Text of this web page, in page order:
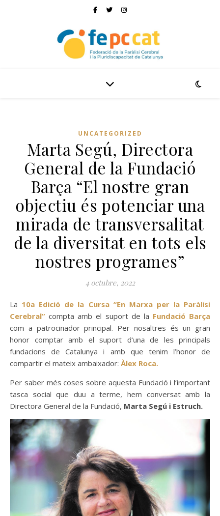
UNCATEGORIZED
Marta Segú, Directora
General de la Fundació
Barça “El nostre gran
objectiu és potenciar una
mirada de transversalitat
de la diversitat en tots els
nostres programes”
4 octubre, 2022
La 10a Edició de la Cursa “En Marxa per la Paràlisi
Cerebral” compta amb el suport de la Fundació Barça
com a patrocinador principal. Per nosaltres és un gran
honor comptar amb el suport d’una de les principals
fundacions de Catalunya i amb que tenim l’honor de
compartir el mateix ambaixador: Àlex Roca.
Per saber més coses sobre aquesta Fundació i l’important
tasca social que duu a terme, hem conversat amb la
Directora General de la Fundació, Marta Segú i Estruch.